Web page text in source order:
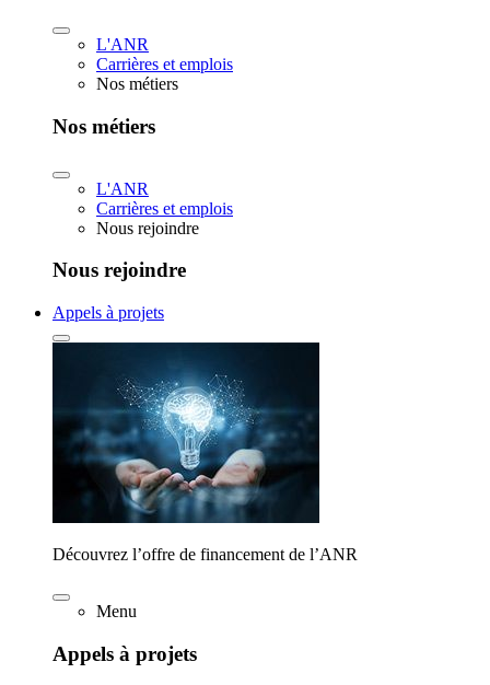
L'ANR
Carrières et emplois
Nos métiers
Nos métiers
L'ANR
Carrières et emplois
Nous rejoindre
Nous rejoindre
Appels à projets
Découvrez l’offre de financement de l’ANR
Menu
Appels à projets